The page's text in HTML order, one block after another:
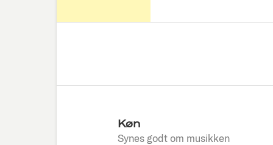
Køn
Synes godt om musikken